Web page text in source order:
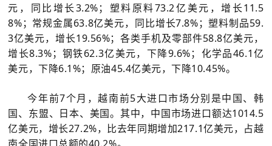
元，同比增长3.2%；塑料原料73.2亿美元，增长11.5
8%；常规金属63.8亿美元，同比增长7.8%；塑料制品59.
3亿美元，增长19.56%；各类手机及零部件58.8亿美元，
增长8.3%；钢铁62.3亿美元，下降9.6%；化学品46.1亿
美元，下降6.1%；原油45.4亿美元，下降10.45%。
今年前7个月，越南前5大进口市场分别是中国、韩
国、东盟、日本、美国。其中，中国市场进口额达1014.5
亿美元，增长27.2%，比去年同期增加217.1亿美元，占越